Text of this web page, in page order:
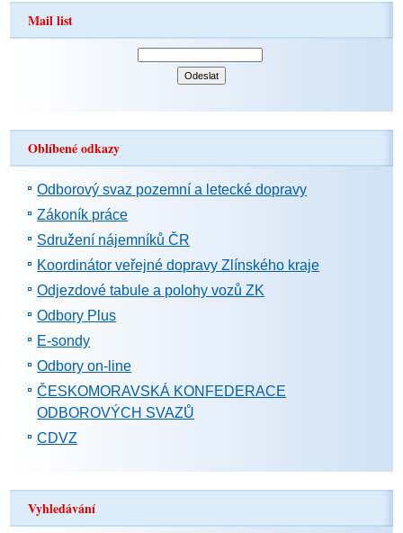
Mail list
Oblíbené odkazy
Odborový svaz pozemní a letecké dopravy
Zákoník práce
Sdružení nájemníků ČR
Koordinátor veřejné dopravy Zlínského kraje
Odjezdové tabule a polohy vozů ZK
Odbory Plus
E-sondy
Odbory on-line
ČESKOMORAVSKÁ KONFEDERACE
ODBOROVÝCH SVAZŮ
CDVZ
Vyhledávání